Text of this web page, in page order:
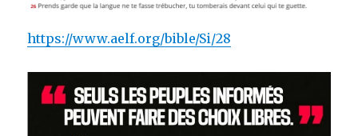
https://www.aelf.org/bible/Si/28